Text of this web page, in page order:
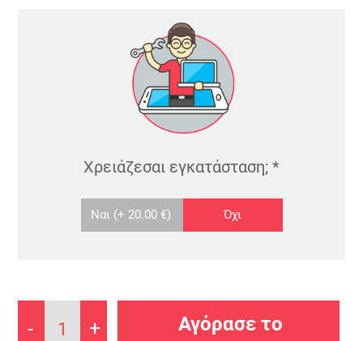
Χρειάζεσαι εγκατάσταση; *
Ναι (+ 20.00 €) Όχι
- 1 +